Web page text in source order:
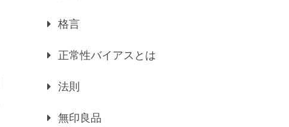
格言
正常性バイアスとは
法則
無印良品